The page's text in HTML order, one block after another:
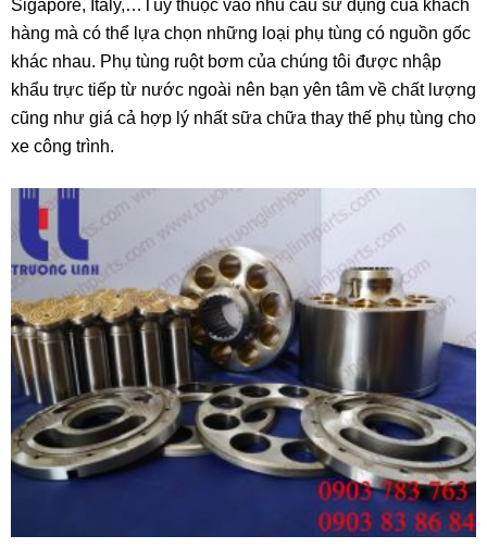
Sigapore, Italy,…Tùy thuộc vào nhu cầu sử dụng của khách
hàng mà có thể lựa chọn những loại phụ tùng có nguồn gốc
khác nhau. Phụ tùng ruột bơm của chúng tôi được nhập
khẩu trực tiếp từ nước ngoài nên bạn yên tâm về chất lượng
cũng như giá cả hợp lý nhất sữa chữa thay thế phụ tùng cho
xe công trình.